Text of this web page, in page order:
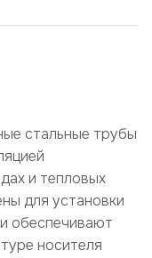
стальные трубы
и тепловых
для установки
обеспечивают
носителя